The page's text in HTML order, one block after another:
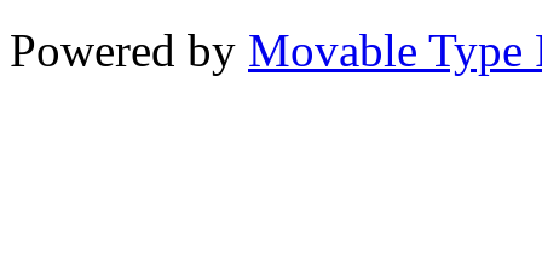
Powered by Movable Type